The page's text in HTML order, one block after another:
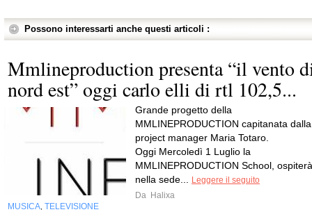
Possono interessarti anche questi articoli :
Mmlineproduction presenta “il vento
nord est” oggi carlo elli di rtl 102,5...
Grande progetto della
MMLINEPRODUCTION capitanata dalla
project manager Maria Totaro.
Oggi Mercoledì 1 Luglio la
MMLINEPRODUCTION School, ospiterà
nella sede...
Leggere il seguito
Da Halixa
MUSICA TELEVISIONE